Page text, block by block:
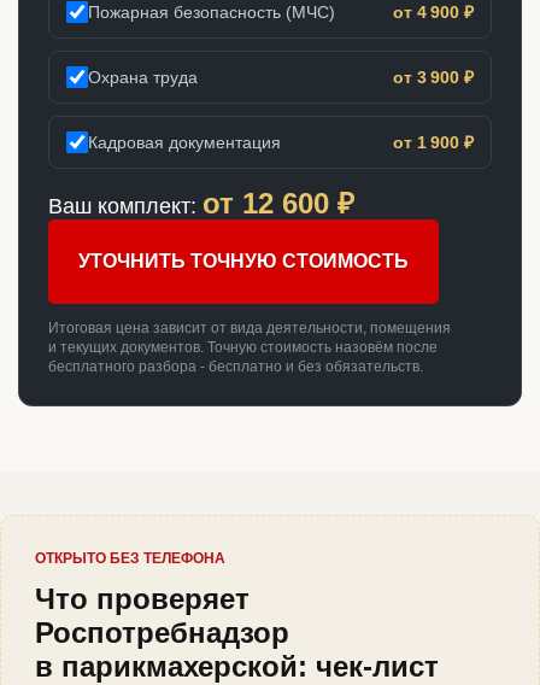
Пожарная безопасность (МЧС) от 4 900 ₽
Охрана труда от 3 900 ₽
Кадровая документация от 1 900 ₽
Ваш комплект: от 12 600 ₽
УТОЧНИТЬ ТОЧНУЮ СТОИМОСТЬ
Итоговая цена зависит от вида деятельности, помещения
и текущих документов. Точную стоимость назовём после
бесплатного разбора - бесплатно и без обязательств.
ОТКРЫТО БЕЗ ТЕЛЕФОНА
Что проверяет
Роспотребнадзор
в парикмахерской: чек-лист